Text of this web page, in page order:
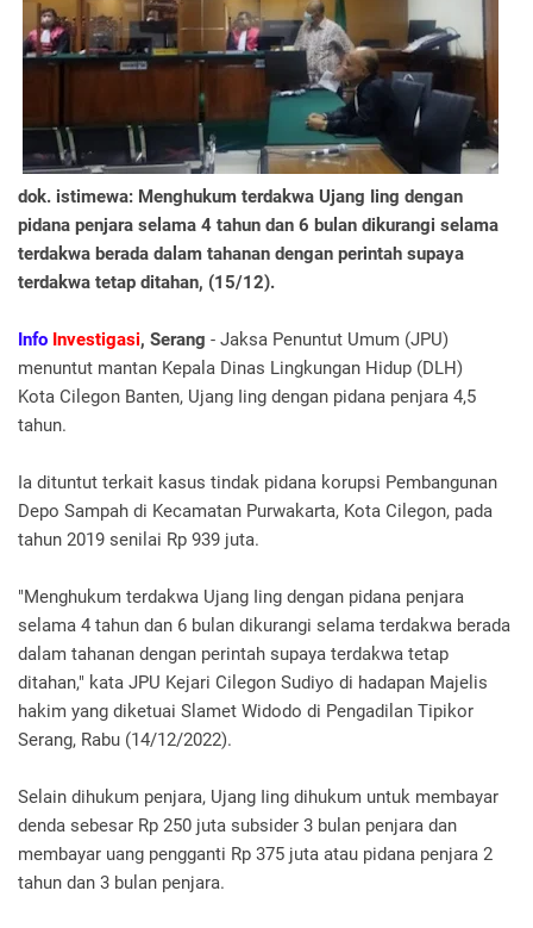
dok. istimewa: Menghukum terdakwa Ujang Iing dengan
pidana penjara selama 4 tahun dan 6 bulan dikurangi selama
terdakwa berada dalam tahanan dengan perintah supaya
terdakwa tetap ditahan, (15/12).
Info Investigasi, Serang - Jaksa Penuntut Umum (JPU)
menuntut mantan Kepala Dinas Lingkungan Hidup (DLH)
Kota Cilegon Banten, Ujang Iing dengan pidana penjara 4,5
tahun.
Ia dituntut terkait kasus tindak pidana korupsi Pembangunan
Depo Sampah di Kecamatan Purwakarta, Kota Cilegon, pada
tahun 2019 senilai Rp 939 juta.
"Menghukum terdakwa Ujang Iing dengan pidana penjara
selama 4 tahun dan 6 bulan dikurangi selama terdakwa berada
dalam tahanan dengan perintah supaya terdakwa tetap
ditahan," kata JPU Kejari Cilegon Sudiyo di hadapan Majelis
hakim yang diketuai Slamet Widodo di Pengadilan Tipikor
Serang, Rabu (14/12/2022).
Selain dihukum penjara, Ujang Iing dihukum untuk membayar
denda sebesar Rp 250 juta subsider 3 bulan penjara dan
membayar uang pengganti Rp 375 juta atau pidana penjara 2
tahun dan 3 bulan penjara.